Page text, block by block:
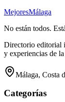
MejoresMálaga
No están todos.
Directorio editorial
y experiencias de
Málaga, Costa
Categorías